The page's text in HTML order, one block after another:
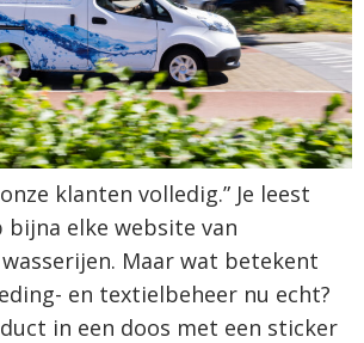
klanten volledig.” Je leest
elke website van
Maar wat betekent
en textielbeheer nu echt?
in een doos met een sticker